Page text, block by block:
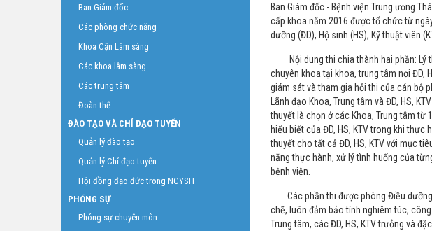
Ban Giám đốc - Bệnh viện Trung ương
cấp khoa năm 2016 được tổ chức từ
dưỡng (ĐD), Hộ sinh (HS), Kỹ thuật viên
Nội dung thi chia thành hai phần: Lý
chuyên khoa tại khoa, trung tâm nơi ĐD,
giám sát và tham gia hỏi thi của cán bộ
Lãnh đạo Khoa, Trung tâm và ĐD, HS,
thuyết là chọn ở các Khoa, Trung tâm từ
hiểu biết của ĐD, HS, KTV trong khi
thuyết cho tất cả ĐD, HS, KTV với mục
năng thực hành, xử lý tình huống của
bệnh viện.
Các phần thi được phòng Điều dưỡng
chẽ, luôn đảm bảo tính nghiêm túc,
Trung tâm, các ĐD, HS, KTV trưởng và
Ban Giám đốc
Các phòng chức năng
Khoa Cận Lâm sàng
Các khoa lâm sàng
Các trung tâm
Đoàn thể
ĐÀO TẠO VÀ CHỈ ĐẠO TUYẾN
Quản lý đào tạo
Quản lý Chỉ đạo tuyến
Hội đồng đạo đức trong NCYSH
PHÓNG SỰ
Phóng sự chuyên môn